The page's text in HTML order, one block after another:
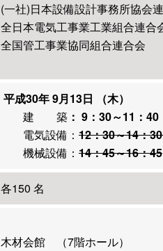
(一社)日本設備設計事務所協会
全日本電気工事業工業組合連合
全国管工事業協同組合連合会
平成30年 9月13日 （木）
建 築 ： 9：30～11：40
電気設備： 12：30～14：
機械設備： 14：45～16：45
各150 名
木材会館 （7階ホール）